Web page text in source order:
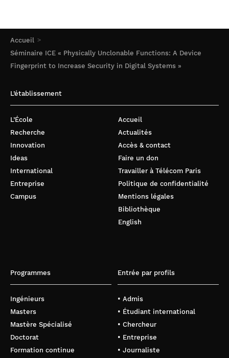
Accueil
Séminaire ICE « Physically Unclonable Functions: A Device
Fingerprint to Increase Security in Digital Systems »
L’établissement
L’École
Recherche
Innovation
Ideas
International
Entreprise
Campus
Accueil
Actualités
Accès & contact
Faire un don
Travailler à Télécom Paris
Politique de confidentialité
Mentions légales
Bibliothèque
English
Programmes
Ingénieurs
Masters
Mastère Spécialisé
Doctorat
Formation continue
Entrée par profils
• Admis
• Étudiant international
• Chercheur
• Entreprise
• Journaliste